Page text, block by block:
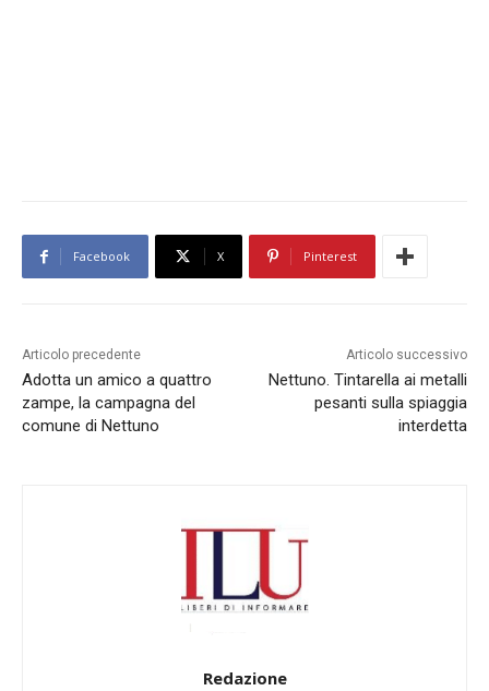
Facebook X Pinterest
Articolo precedente
Adotta un amico a quattro
zampe, la campagna del
comune di Nettuno
Articolo successivo
Nettuno. Tintarella ai metalli
pesanti sulla spiaggia
interdetta
Redazione